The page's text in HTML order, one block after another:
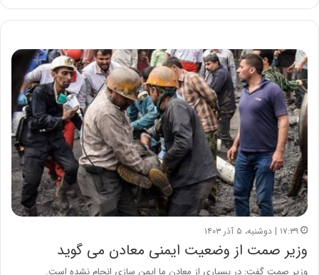
۱۷:۳۹ | دوشنبه، ۵ آذر ۱۴۰۳
وزیر صمت از وضعیت ایمنی معادن می گوید
وزیر صمت گفت: در بسیاری از معادن ما ایمن سازی انجام نشده است.